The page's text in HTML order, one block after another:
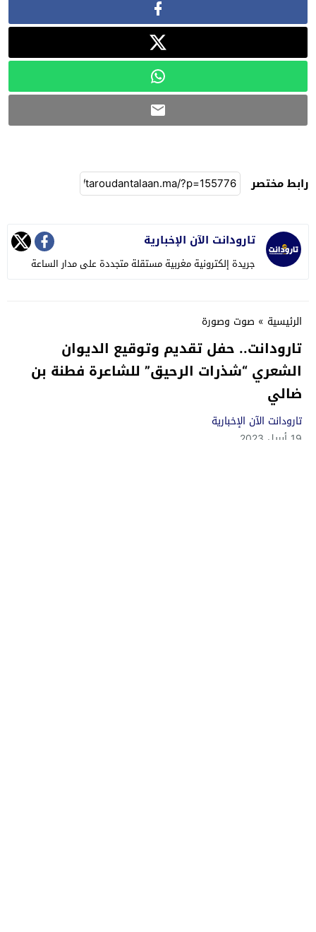
رابط مختصر
تارودانت الآن الإخبارية
جريدة إلكترونية مغربية مستقلة متجددة على مدار الساعة
الرئيسية » صوت وصورة
تارودانت.. حفل تقديم وتوقيع الديوان
الشعري “شذرات الرحيق” للشاعرة فطنة بن
ضالي
تارودانت الآن الإخبارية
19 أبريل 2023